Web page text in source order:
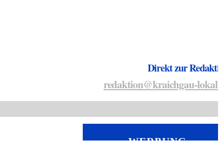
Direkt zur
redaktion@kraichgau-